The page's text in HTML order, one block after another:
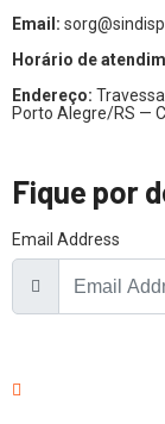
Email:
Horário de
Endereço:
Porto Alegre/RS —
Fique por
Email Address